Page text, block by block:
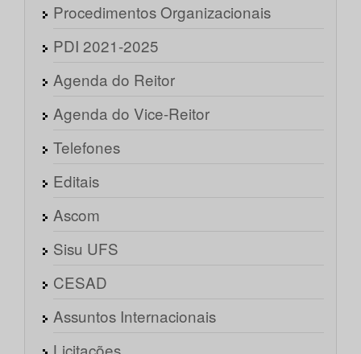
Procedimentos Organizacionais
PDI 2021-2025
Agenda do Reitor
Agenda do Vice-Reitor
Telefones
Editais
Ascom
Sisu UFS
CESAD
Assuntos Internacionais